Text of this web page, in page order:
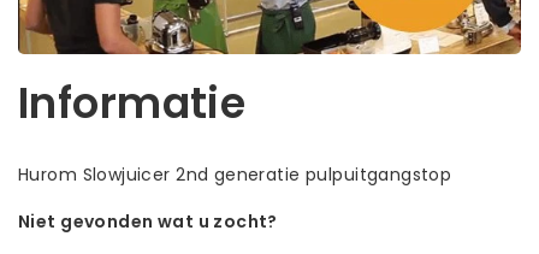
Informatie
Hurom Slowjuicer 2nd generatie pulpuitgangstop
Niet gevonden wat u zocht?